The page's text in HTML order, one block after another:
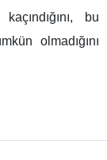
bu
olmadığını